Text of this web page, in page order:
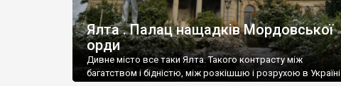
Ялта . Палац нащадків Мордовської
орди
Дивне місто все таки Ялта. Такого контрасту між
багатством і бідністю, між розкішшю і розрухою в Україні